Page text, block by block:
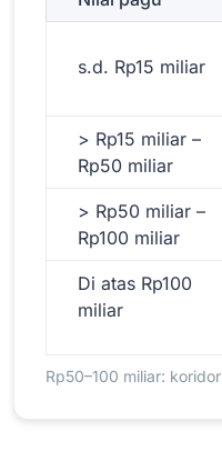
s.d. Rp15 miliar
> Rp15 miliar –
Rp50 miliar
> Rp50 miliar –
Rp100 miliar
Di atas Rp100
miliar
Rp50–100 miliar: koridor